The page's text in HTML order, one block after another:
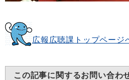
広報広聴課トップページ
この記事に関するお問い合わ